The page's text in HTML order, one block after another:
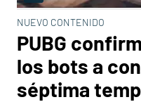
NUEVO CONTENIDO
PUBG
los bots a
séptima